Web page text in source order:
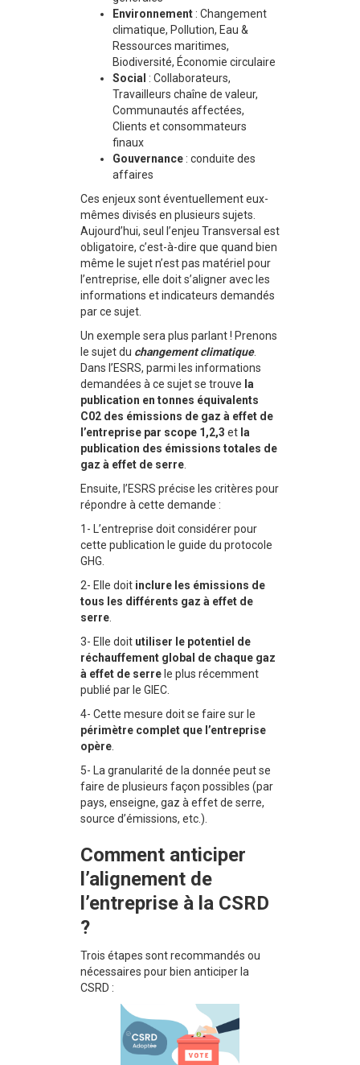
Environnement : Changement
climatique, Pollution, Eau &
Ressources maritimes,
Biodiversité, Économie circulaire
Social : Collaborateurs,
Travailleurs chaîne de valeur,
Communautés affectées,
Clients et consommateurs
finaux
Gouvernance : conduite des
affaires
Ces enjeux sont éventuellement eux-
mêmes divisés en plusieurs sujets.
Aujourd’hui, seul l’enjeu Transversal est
obligatoire, c’est-à-dire que quand bien
même le sujet n’est pas matériel pour
l’entreprise, elle doit s’aligner avec les
informations et indicateurs demandés
par ce sujet.
Un exemple sera plus parlant ! Prenons
le sujet du changement climatique.
Dans l’ESRS, parmi les informations
demandées à ce sujet se trouve la
publication en tonnes équivalents
C02 des émissions de gaz à effet de
l’entreprise par scope 1,2,3 et la
publication des émissions totales de
gaz à effet de serre
Ensuite, l’ESRS précise les critères pour
répondre à cette demande :
1- L’entreprise doit considérer pour
cette publication le guide du protocole
GHG.
2- Elle doit inclure les émissions de
tous les différents gaz à effet de
serre
3- Elle doit utiliser le potentiel de
réchauffement global de chaque gaz
à effet de serre le plus récemment
publié par le GIEC.
4- Cette mesure doit se faire sur le
périmètre complet que l’entreprise
opère
5- La granularité de la donnée peut se
faire de plusieurs façon possibles (par
pays, enseigne, gaz à effet de serre,
source d’émissions, etc.).
Comment anticiper
l’alignement de
l’entreprise à la CSRD
?
Trois étapes sont recommandés ou
nécessaires pour bien anticiper la
CSRD :